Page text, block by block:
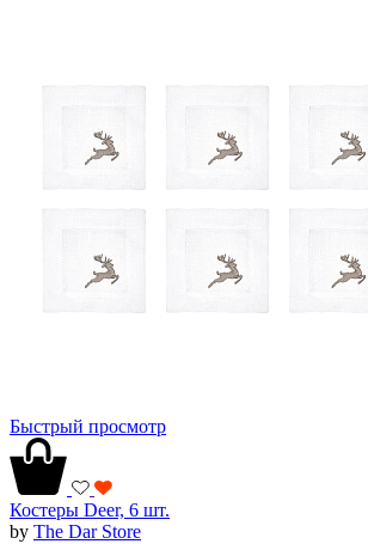
Быстрый просмотр
Костеры Deer, 6 шт.
by The Dar Store